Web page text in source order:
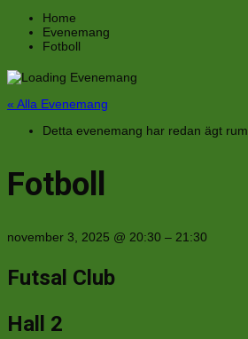
Home
Evenemang
Fotboll
« Alla Evenemang
Detta evenemang har redan ägt rum.
Fotboll
november 3, 2025 @ 20:30 – 21:30
Futsal Club
Hall 2